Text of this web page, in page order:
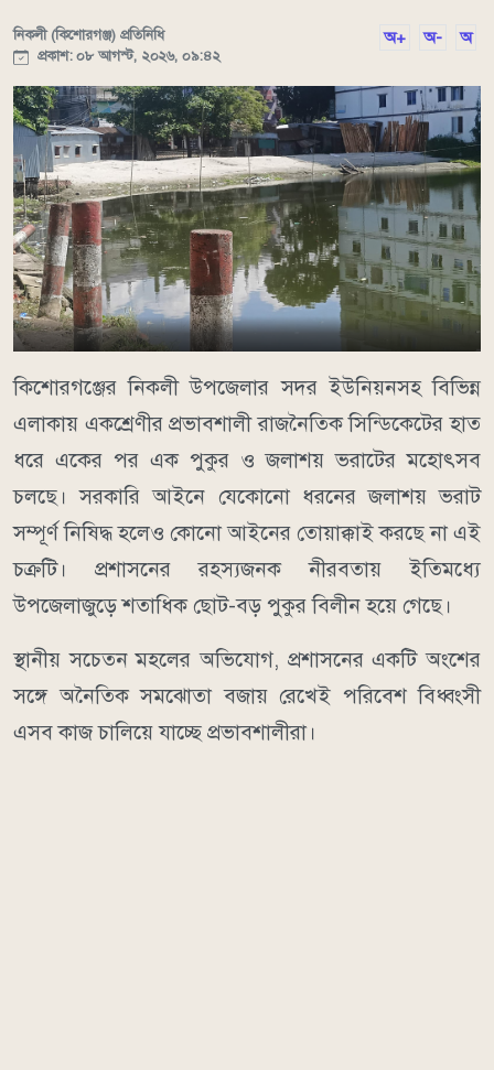
নিকলী (কিশোরগঞ্জ) প্রতিনিধি
প্রকাশ: ০৮ আগস্ট, ২০২৬, ০৯:৪২
অ+ অ- অ
কিশোরগঞ্জের নিকলী উপজেলার সদর ইউনিয়নসহ বিভিন্ন
এলাকায় একশ্রেণীর প্রভাবশালী রাজনৈতিক সিন্ডিকেটের হাত
ধরে একের পর এক পুকুর ও জলাশয় ভরাটের মহোৎসব
চলছে। সরকারি আইনে যেকোনো ধরনের জলাশয় ভরাট
সম্পূর্ণ নিষিদ্ধ হলেও কোনো আইনের তোয়াক্কাই করছে না এই
চক্রটি। প্রশাসনের রহস্যজনক নীরবতায় ইতিমধ্যে
উপজেলাজুড়ে শতাধিক ছোট-বড় পুকুর বিলীন হয়ে গেছে।
স্থানীয় সচেতন মহলের অভিযোগ, প্রশাসনের একটি অংশের
সঙ্গে অনৈতিক সমঝোতা বজায় রেখেই পরিবেশ বিধ্বংসী
এসব কাজ চালিয়ে যাচ্ছে প্রভাবশালীরা।